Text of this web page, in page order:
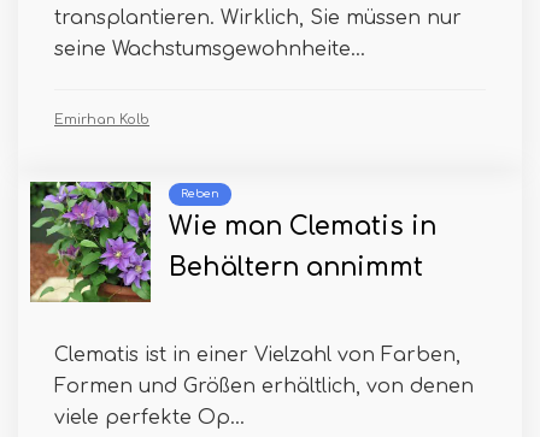
transplantieren. Wirklich, Sie müssen nur
seine Wachstumsgewohnheite...
Emirhan Kolb
Reben
Wie man Clematis in
Behältern annimmt
Clematis ist in einer Vielzahl von Farben,
Formen und Größen erhältlich, von denen
viele perfekte Op...